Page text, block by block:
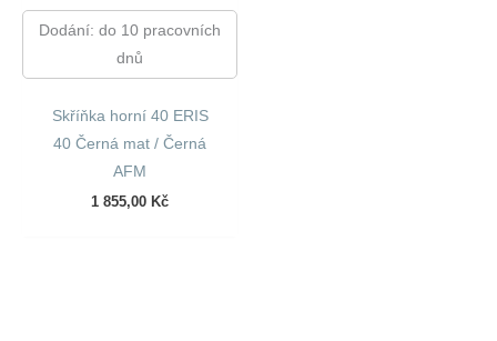
Dodání: do 10 pracovních
dnů
Skříňka horní 40 ERIS
40 Černá mat / Černá
AFM
1 855,00 Kč